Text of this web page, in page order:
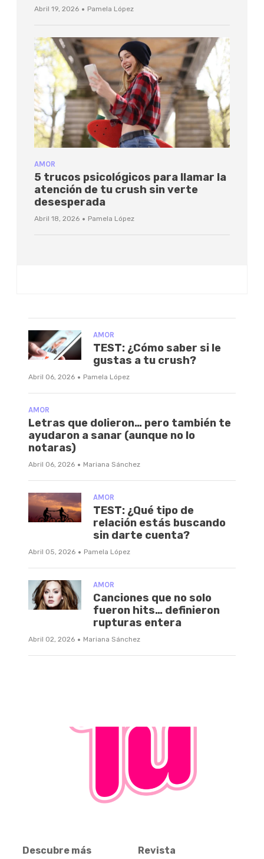
Abril 19, 2026 · Pamela López
AMOR
5 trucos psicológicos para llamar la
atención de tu crush sin verte
desesperada
Abril 18, 2026 · Pamela López
AMOR
TEST: ¿Cómo saber si le
gustas a tu crush?
Abril 06, 2026 · Pamela López
AMOR
Letras que dolieron… pero también te
ayudaron a sanar (aunque no lo
notaras)
Abril 06, 2026 · Mariana Sánchez
AMOR
TEST: ¿Qué tipo de
relación estás buscando
sin darte cuenta?
Abril 05, 2026 · Pamela López
AMOR
Canciones que no solo
fueron hits… definieron
rupturas entera
Abril 02, 2026 · Mariana Sánchez
Descubre más
Revista